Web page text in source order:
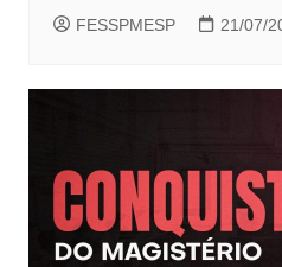
FESSPMESP 21/07/